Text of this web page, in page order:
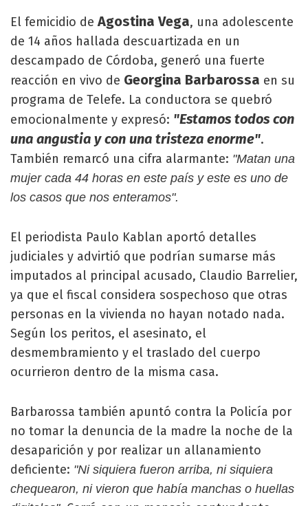
El femicidio deAgostina Vega, una adolescente
de 14 años hallada descuartizada en un
descampado de Córdoba, generó una fuerte
reacción en vivo de Georgina Barbarossa en su
programa de Telefe. La conductora se quebró
emocionalmente y expresó: "Estamos todos con
una angustia y con una tristeza enorme".
También remarcó una cifra alarmante: "Matan una
mujer cada 44 horas en este país y este es uno de
los casos que nos enteramos".
El periodista Paulo Kablan aportó detalles
judiciales y advirtió que podrían sumarse más
imputados al principal acusado, Claudio Barrelier,
ya que el fiscal considera sospechoso que otras
personas en la vivienda no hayan notado nada.
Según los peritos, el asesinato, el
desmembramiento y el traslado del cuerpo
ocurrieron dentro de la misma casa.
Barbarossa también apuntó contra la Policía por
no tomar la denuncia de la madre la noche de la
desaparición y por realizar un allanamiento
deficiente: "Ni siquiera fueron arriba, ni siquiera
chequearon, ni vieron que había manchas o huellas